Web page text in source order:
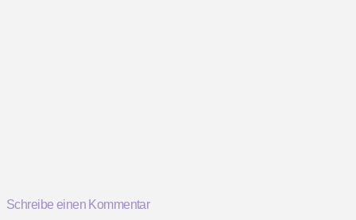
Schreibe einen Kommentar